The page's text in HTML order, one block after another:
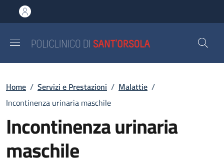
al contenuto principale
to footer content
Briciole di pane
Home / Servizi e Prestazioni / Malattie /
Incontinenza urinaria maschile
Incontinenza urinaria
maschile